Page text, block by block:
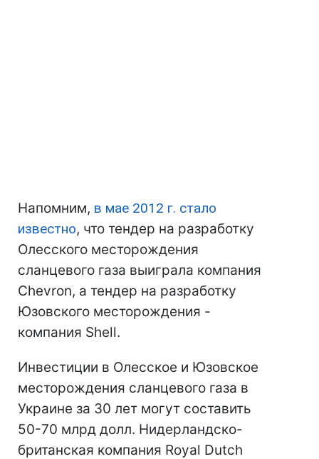
Напомним, в мае 2012 г. стало
известно, что тендер на разработку
Олесского месторождения
сланцевого газа выиграла компания
Chevron, а тендер на разработку
Юзовского месторождения -
компания Shell.
Инвестиции в Олесское и Юзовское
месторождения сланцевого газа в
Украине за 30 лет могут составить
50-70 млрд долл. Нидерландско-
британская компания Royal Dutch